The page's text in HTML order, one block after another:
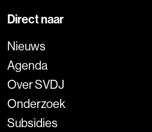
Direct naar
Nieuws
Agenda
Over SVDJ
Onderzoek
Subsidies